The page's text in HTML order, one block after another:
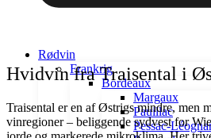
Rødvin
Frankrig
Bordeaux
Margaux
Pauillac
Pessac-
Hvidvin fra Traisental i
Traisental er en af Østrigs mindre, men
vinregioner – beliggende sydvest for